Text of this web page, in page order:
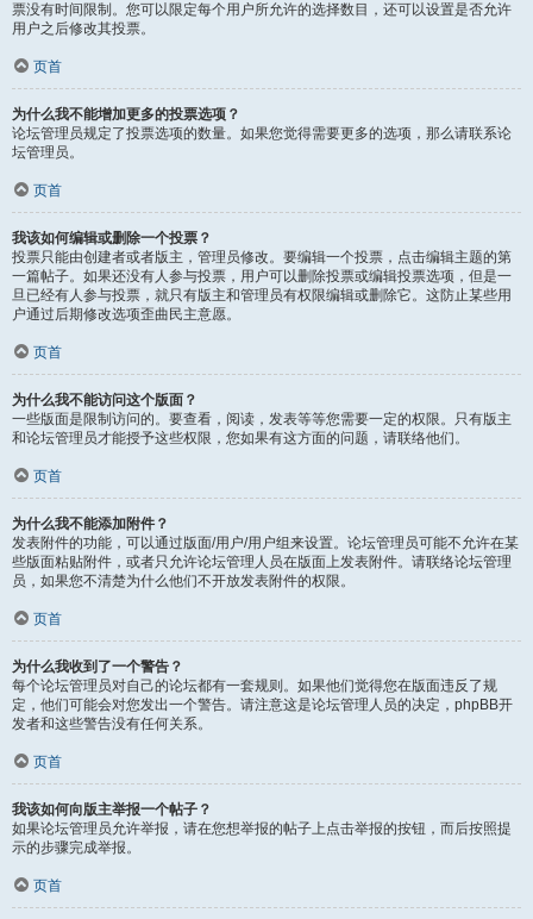
票没有时间限制。您可以限定每个用户所允许的选择数目，还可以设置是否允许
用户之后修改其投票。
页首
为什么我不能增加更多的投票选项？
论坛管理员规定了投票选项的数量。如果您觉得需要更多的选项，那么请联系论
坛管理员。
页首
我该如何编辑或删除一个投票？
投票只能由创建者或者版主，管理员修改。要编辑一个投票，点击编辑主题的第
一篇帖子。如果还没有人参与投票，用户可以删除投票或编辑投票选项，但是一
旦已经有人参与投票，就只有版主和管理员有权限编辑或删除它。这防止某些用
户通过后期修改选项歪曲民主意愿。
页首
为什么我不能访问这个版面？
一些版面是限制访问的。要查看，阅读，发表等等您需要一定的权限。只有版主
和论坛管理员才能授予这些权限，您如果有这方面的问题，请联络他们。
页首
为什么我不能添加附件？
发表附件的功能，可以通过版面/用户/用户组来设置。论坛管理员可能不允许在某
些版面粘贴附件，或者只允许论坛管理人员在版面上发表附件。请联络论坛管理
员，如果您不清楚为什么他们不开放发表附件的权限。
页首
为什么我收到了一个警告？
每个论坛管理员对自己的论坛都有一套规则。如果他们觉得您在版面违反了规
定，他们可能会对您发出一个警告。请注意这是论坛管理人员的决定，phpBB开
发者和这些警告没有任何关系。
页首
我该如何向版主举报一个帖子？
如果论坛管理员允许举报，请在您想举报的帖子上点击举报的按钮，而后按照提
示的步骤完成举报。
页首